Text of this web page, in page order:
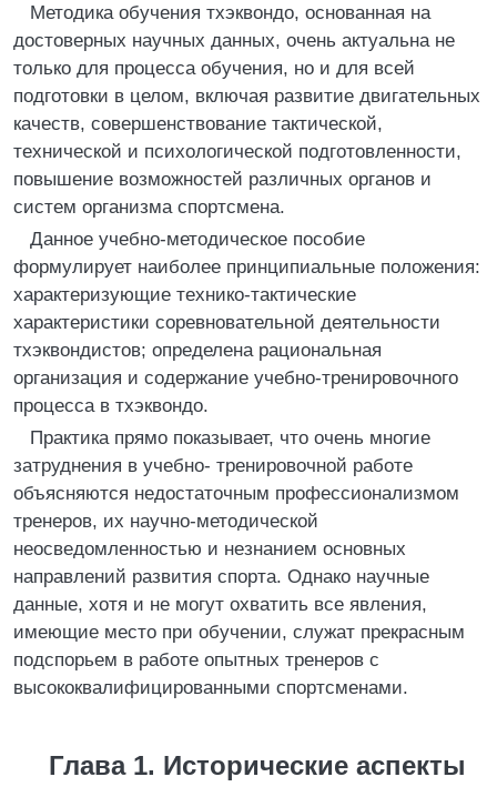
Методика обучения тхэквондо, основанная на
достоверных научных данных, очень актуальна не
только для процесса обучения, но и для всей
подготовки в целом, включая развитие двигательных
качеств, совершенствование тактической,
технической и психологической подготовленности,
повышение возможностей различных органов и
систем организма спортсмена.
Данное учебно-методическое пособие
формулирует наиболее принципиальные положения:
характеризующие технико-тактические
характеристики соревновательной деятельности
тхэквондистов; определена рациональная
организация и содержание учебно-тренировочного
процесса в тхэквондо.
Практика прямо показывает, что очень многие
затруднения в учебно- тренировочной работе
объясняются недостаточным профессионализмом
тренеров, их научно-методической
неосведомленностью и незнанием основных
направлений развития спорта. Однако научные
данные, хотя и не могут охватить все явления,
имеющие место при обучении, служат прекрасным
подспорьем в работе опытных тренеров с
высококвалифицированными спортсменами.
Глава 1. Исторические аспекты